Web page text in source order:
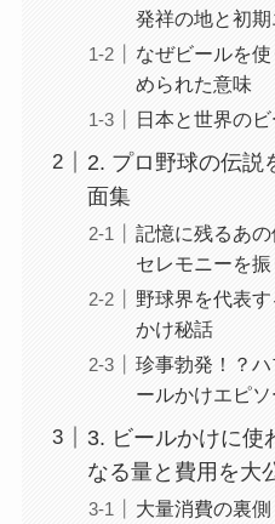
発祥の地と初
なぜビールを
められた意味
日本と世界の
2. プロ野球の伝説
面集
記憶に残るあ
セレモニーを振
野球界を代表
かけ秘話
珍事勃発！？
ールかけエピソ
3. ビールかけに使
なる量と費用を大
大量消費の裏